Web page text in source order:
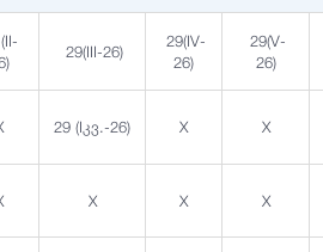
29(III-26)
29(IV-
26)
29(V-
26)
29 (Iკვ.-26) X X
X X X